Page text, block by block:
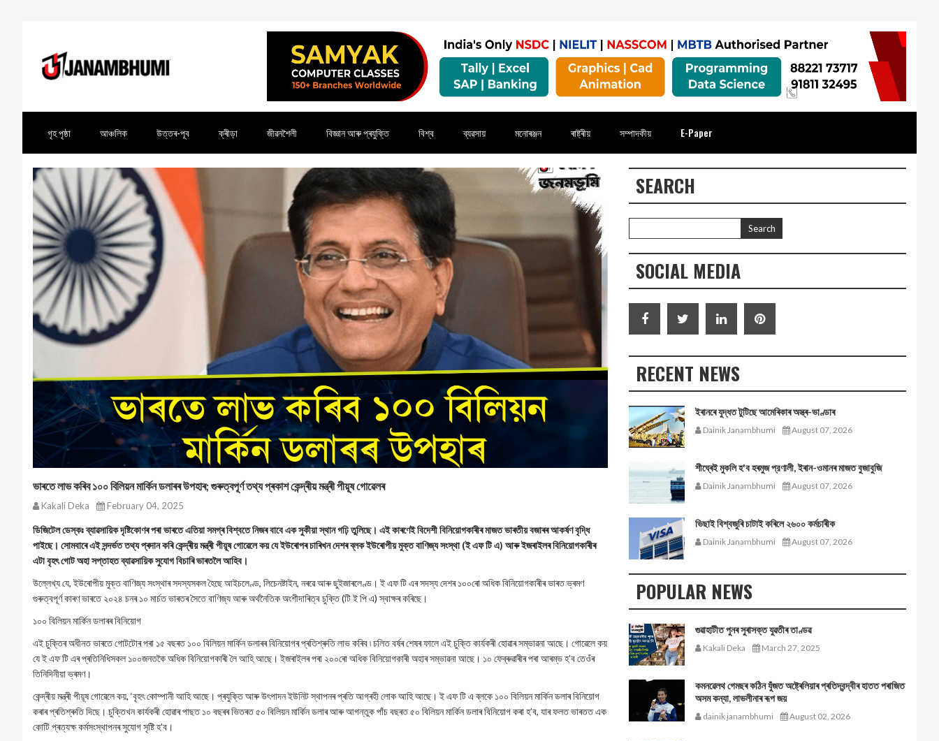
গৃহ পৃষ্ঠা আঞ্চলিক উত্তৰ-পূব ক্ৰীড়া জীৱনশৈলী বিজ্ঞান আৰু প্ৰযুক্তি বিশ্ব ব্যৱসায় মনোৰঞ্জন ৰাষ্ট্ৰীয় সম্পাদকীয় E-Paper
ভাৰতে লাভ কৰিব ১০০ বিলিয়ন মাৰ্কিন ডলাৰৰ উপহাৰ; গুৰুত্বপূৰ্ণ তথ্য প্ৰকাশ কেন্দ্ৰীয় মন্ত্ৰী পীয়ূষ গোৱেলৰ
Kakali Deka February 04, 2025
ডিজিটেল ডেস্কঃ ব্যাৱসায়িক দৃষ্টিকোণৰ পৰা ভাৰতে এতিয়া সমগ্ৰ বিশ্বতে নিজৰ বাবে এক সুকীয়া স্থান গঢ়ি তুলিছে। এই কাৰণেই বিদেশী বিনিয়োগকাৰীৰ মাজত ভাৰতীয় বজাৰৰ আকৰ্ষণ বৃদ্ধি
পাইছে। সোমবাৰে এই সন্দৰ্ভত তথ্য প্ৰদান কৰি কেন্দ্ৰীয় মন্ত্ৰী পীয়ূষ গোৱেলে কয় যে ইউৰোপৰ চাৰিখন দেশৰ ব্লক ইউৰোপীয় মুক্ত বাণিজ্য সংস্থা (ই এফ টি এ) আৰু ইজৰাইলৰ বিনিয়োগকাৰীৰ
এটা বৃহৎ গোট অহা সপ্তাহত ব্যাৱসায়িক সুযোগ বিচাৰি ভাৰতলৈ আহিব।
উল্লেখ্য যে, ইউৰোপীয় মুক্ত বাণিজ্য সংস্থাৰ সদস্যসকল হৈছে আইচলেণ্ড, লিচেনষ্টাইন, নৰৱে আৰু ছুইজাৰলেণ্ড। ই এফ টি এৰ সদস্য দেশৰ ১০০ৰো অধিক বিনিয়োগকাৰীৰ ভাৰত ভ্ৰমণ
গুৰুত্বপূৰ্ণ কাৰণ ভাৰতে ২০২৪ চনৰ ১০ মাৰ্চত ভাৰতৰ সৈতে বাণিজ্য আৰু অৰ্থনৈতিক অংশীদাৰিত্ব চুক্তি (টি ই পি এ) স্বাক্ষৰ কৰিছে।
১০০ বিলিয়ন মাৰ্কিন ডলাৰৰ বিনিয়োগ
এই চুক্তিৰ অধীনত ভাৰতে গোটটোৰ পৰা ১৫ বছৰত ১০০ বিলিয়ন মাৰ্কিন ডলাৰৰ বিনিয়োগৰ প্ৰতিশ্ৰুতি লাভ কৰিব ৷ চলিত বৰ্ষৰ শেষৰ ফালে এই চুক্তি কাৰ্যকৰী হোৱাৰ সম্ভাৱনা আছে। গোৱেলে কয়
যে ই এফ টি এৰ প্ৰতিনিধিসকল ১০০জনতকৈ অধিক বিনিয়োগকাৰী লৈ আহি আছে। ইজৰাইলৰ পৰা ২০০ৰো অধিক বিনিয়োগকাৰী অহাৰ সম্ভাৱনা আছে। ১০ ফেব্ৰুৱাৰীৰ পৰা আৰম্ভ হ’ব তেওঁৰ
তিনিদিনীয়া ভ্ৰমণ।
কেন্দ্ৰীয় মন্ত্ৰী পীয়ূষ গোৱেলে কয়, ‘বৃহৎ কোম্পানী আহি আছে। প্ৰযুক্তি আৰু উৎপাদন ইউনিট স্থাপনৰ প্ৰতি আগ্ৰহী লোক আহি আছে। ই এফ টি এ ব্লকে ১০০ বিলিয়ন মাৰ্কিন ডলাৰ বিনিয়োগ
কৰাৰ প্ৰতিশ্ৰুতি দিছে। চুক্তিখন কাৰ্যকৰী হোৱাৰ পাছত ১০ বছৰৰ ভিতৰত ৫০ বিলিয়ন মাৰ্কিন ডলাৰ আৰু আগন্তুক পাঁচ বছৰত ৫০ বিলিয়ন মাৰ্কিন ডলাৰ বিনিয়োগ কৰা হ’ব, যাৰ ফলত ভাৰতত এক
কোটি প্ৰত্যক্ষ কৰ্মসংস্থাপনৰ সুযোগ সৃষ্টি হ’ব।
SEARCH
SOCIAL MEDIA
RECENT NEWS
ইৰানৰে যুদ্ধত টুটিছে আমেৰিকাৰ অস্ত্ৰ-ভাণ্ডাৰ
Dainik Janambhumi August 07, 2026
শীঘ্ৰেই মুকলি হ'ব হৰমুজ প্রণালী, ইৰান-ওমানৰ মাজত বুজাবুজি
Dainik Janambhumi August 07, 2026
ভিছাই বিশ্বজুৰি চাটাই কৰিলে ২৬০০ কৰ্মচাৰীক
Dainik Janambhumi August 07, 2026
POPULAR NEWS
গুৱাহাটীত পুনৰ সুৰাসক্ত যুৱতীৰ তাণ্ডৱ
Kakali Deka March 27, 2025
কমনৱেলথ গেমছৰ কঠিন যুঁজত অষ্ট্ৰেলিয়াৰ প্ৰতিদ্বন্দ্বীৰ হাতত পৰাজিত
অসম কন্যা, লাভলীনাৰ ৰূপ জয়
dainik janambhumi August 02, 2026